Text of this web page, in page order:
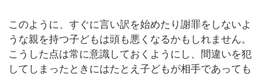
このように、すぐに言い訳を始めたり謝罪をしないよ
うな親を持つ子どもは頭も悪くなるかもしれません。
こうした点は常に意識しておくようにし、間違いを犯
してしまったときにはたとえ子どもが相手であっても